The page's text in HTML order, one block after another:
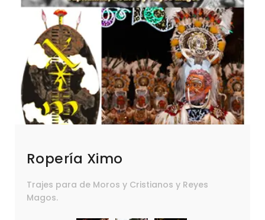
Ropería Ximo
Trajes para de Moros y Cristianos y Reyes
Magos.